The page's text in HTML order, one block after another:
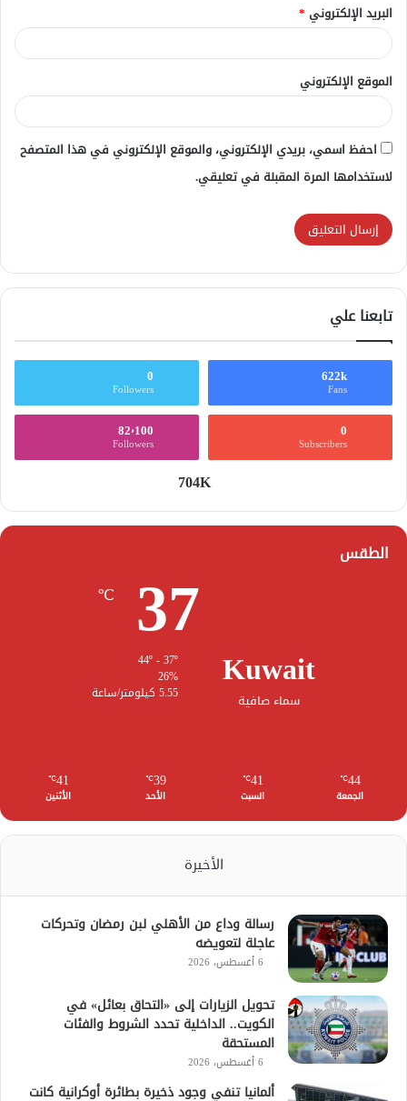
البريد الإلكتروني *
الموقع الإلكتروني
احفظ اسمي، بريدي الإلكتروني، والموقع الإلكتروني في هذا المتصفح
لاستخدامها المرة المقبلة في تعليقي.
تابعنا علي
622k
Fans
0
Followers
0
Subscribers
82٬100
Followers
704K
الطقس
Kuwait
سماء صافية
37
℃
26%
5.55 كيلومتر/ساعة
44
℃
الجمعة
41
℃
السبت
39
℃
الأحد
41
℃
الأثنين
الأخيرة
رسالة وداع من الأهلي لبن رمضان وتحركات
عاجلة لتعويضه
6 أغسطس، 2026
تحويل الزيارات إلى «التحاق بعائل» في
الكويت.. الداخلية تحدد الشروط والفئات
المستحقة
6 أغسطس، 2026
ألمانيا تنفي وجود ذخيرة بطائرة أوكرانية كانت